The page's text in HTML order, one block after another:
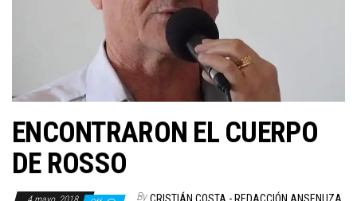
ENCONTRARON EL CUERPO
DE ROSSO
By